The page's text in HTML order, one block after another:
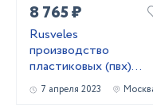
8 765 ₽
Rusveles
производство
пластиковых (пвх)
окон и дверей в
Москве и
7 апреля 2023